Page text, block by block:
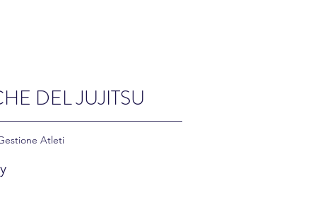
DEL JUJITSU
Atleti